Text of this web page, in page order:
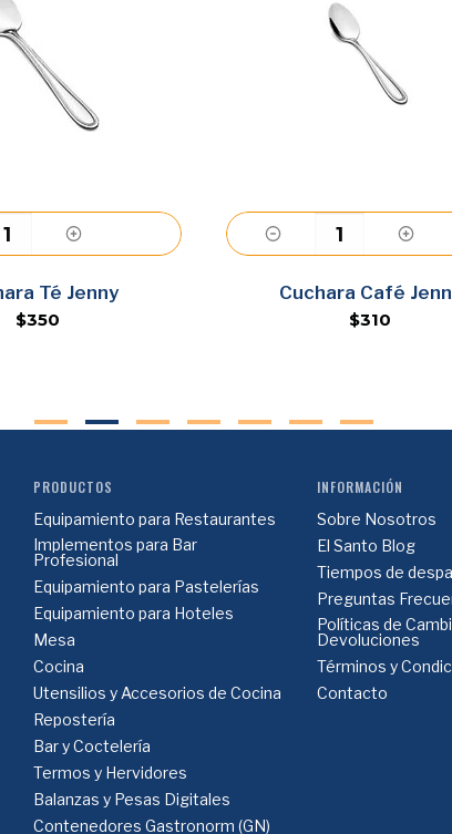
AgregarTé Jenny
$350
Agregar
Cuchara Café
$310
PRODUCTOS
Equipamiento para Restaurantes
Implementos para Bar
Profesional
Equipamiento para Pastelerías
Equipamiento para Hoteles
Mesa
Cocina
Utensilios y Accesorios de Cocina
Repostería
Bar y Coctelería
Termos y Hervidores
Balanzas y Pesas Digitales
Contenedores Gastronorm (GN)
INFORMACIÓN
Sobre Nosotros
El Santo Blog
Tiempos de
Preguntas
Políticas de
Devoluciones
Términos y
Contacto